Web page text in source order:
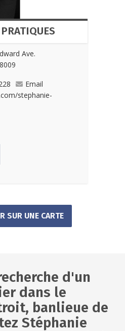
Ave.
Email
stephanie-
SUR UNE CARTE
d'un
dans le
banlieue de
Stéphanie